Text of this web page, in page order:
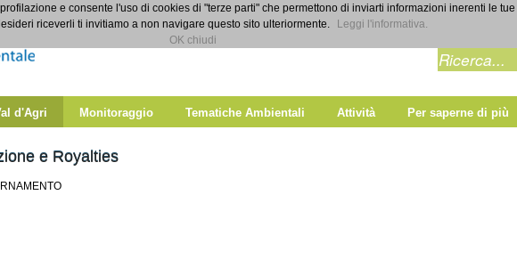
d'Agri Monitoraggio Tematiche Ambientali Attività Per saperne di più
e Royalties
e consente l'uso di cookies di "terze parti" che permettono di inviarti informazioni inerenti le
riceverli ti invitiamo a non navigare questo sito ulteriormente.
Leggi l'informativa.
OK chiudi